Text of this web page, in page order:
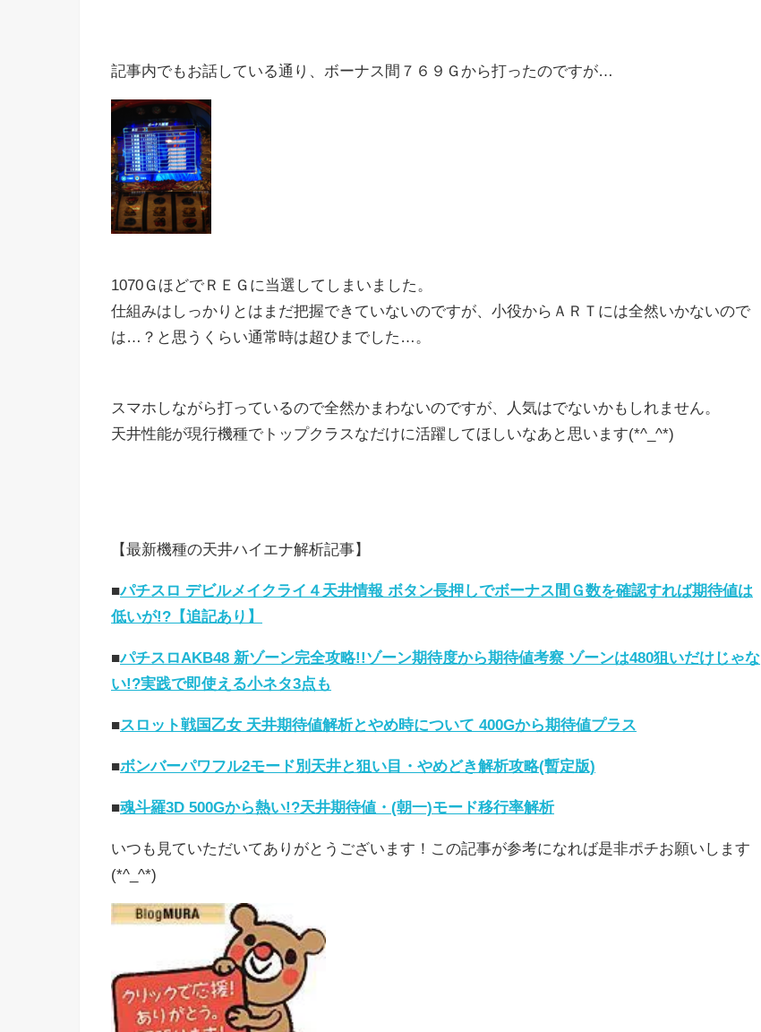
記事内でもお話している通り、ボーナス間７６９Ｇから打ったのですが…
1070ＧほどでＲＥＧに当選してしまいました。
仕組みはしっかりとはまだ把握できていないのですが、小役からＡＲＴには全然いかないので
は…？と思うくらい通常時は超ひまでした…。
スマホしながら打っているので全然かまわないのですが、人気はでないかもしれません。
天井性能が現行機種でトップクラスなだけに活躍してほしいなあと思います(*^_^*)
【最新機種の天井ハイエナ解析記事】
■パチスロ デビルメイクライ４天井情報 ボタン長押しでボーナス間Ｇ数を確認すれば期待値は
低いが!?【追記あり】
■パチスロAKB48 新ゾーン完全攻略!!ゾーン期待度から期待値考察 ゾーンは480狙いだけじゃな
い!?実践で即使える小ネタ3点も
■スロット戦国乙女 天井期待値解析とやめ時について 400Gから期待値プラス
■ボンバーパワフル2モード別天井と狙い目・やめどき解析攻略(暫定版)
■魂斗羅3D 500Gから熱い!?天井期待値・(朝一)モード移行率解析
いつも見ていただいてありがとうございます！この記事が参考になれば是非ポチお願いします
(*^_^*)